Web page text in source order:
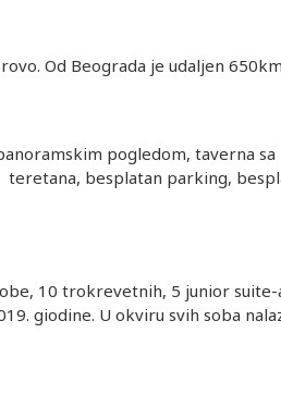
Od Beograda je udaljen
pogledom, taverna sa
besplatan parking,
10 trokrevetnih, 5 junior suite-
giodine. U okviru svih soba